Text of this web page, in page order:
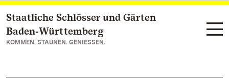
Zum Hauptinhalt springen
Staatliche Schlösser und Gärten
Baden‑Württemberg
KOMMEN. STAUNEN. GENIESSEN.